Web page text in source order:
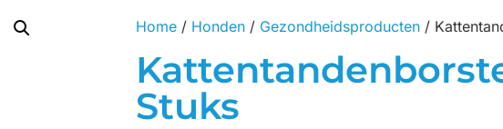
Home / Honden / Gezondheidsproducten /
Stuks